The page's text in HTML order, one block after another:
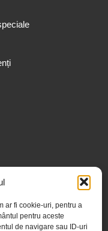
ar fi cookie-uri, pentru a
pentru aceste
de navigare sau ID-uri